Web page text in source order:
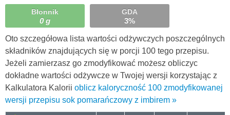
Błonnik
0 g
GDA
3%
Oto szczegółowa lista wartości odżywczych poszczególnych
składników znajdujących się w porcji 100 tego przepisu.
Jeżeli zamierzasz go zmodyfikować możesz obliczyc
dokładne wartości odżywcze w Twojej wersji korzystając z
Kalkulatora Kalorii oblicz kaloryczność 100 zmodyfikowanej
wersji przepisu sok pomarańczowy z imbirem »